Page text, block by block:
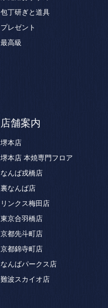
包丁研ぎと道具
プレゼント
最高級
店舗案内
堺本店
堺本店 本焼専門フロア
なんば戎橋店
裏なんば店
リンクス梅田店
東京合羽橋店
京都先斗町店
京都錦寺町店
なんばパークス店
難波スカイオ店